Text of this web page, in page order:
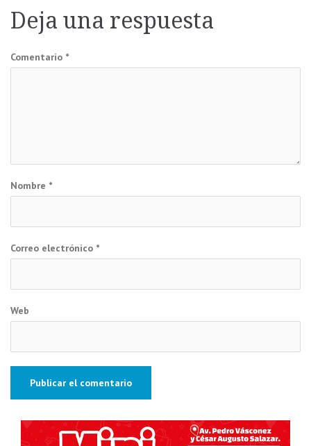
entradas
Deja una respuesta
Comentario *
Nombre *
Correo electrónico *
Web